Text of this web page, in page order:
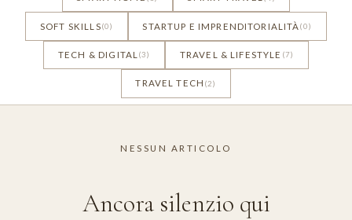
SOFT SKILLS(0) STARTUP E IMPRENDITORIALITÀ (0)
TECH & DIGITAL (3) TRAVEL & LIFESTYLE (7)
TRAVEL TECH (2)
NESSUN ARTICOLO
Ancora silenzio qui